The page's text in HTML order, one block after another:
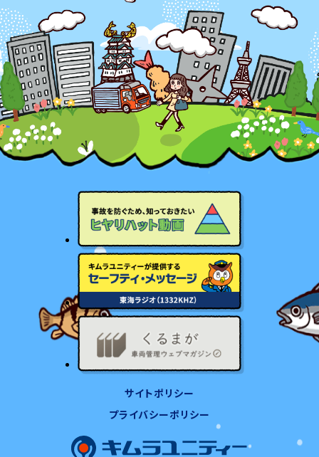
サイトポリシー
プライバシーポリシー